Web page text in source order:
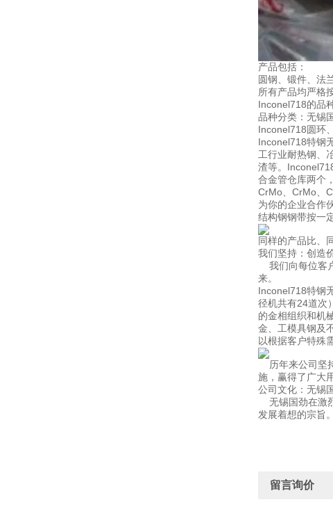
产品包括：
圆钢、锻件、法
所有产品均严格
Inconel718的品
品种分类：无锡
Inconel718圆环
Inconel718特钢
工行业耐热钢、
渣等。
合金管仓库两个
CrMo、CrMo、
为你的企业合作
结构钢钢带按一
同样的产品比、
我们坚持：创造
我们向每位客
来。
Inconel718特钢
径机共有24道次
的金相组织和机
金、工模具钢及
以根据客户特殊
历年来公司坚
施，赢得了广大
公司文化：无锡
无锡国劲在激
发展着想的宗旨。
留言询价